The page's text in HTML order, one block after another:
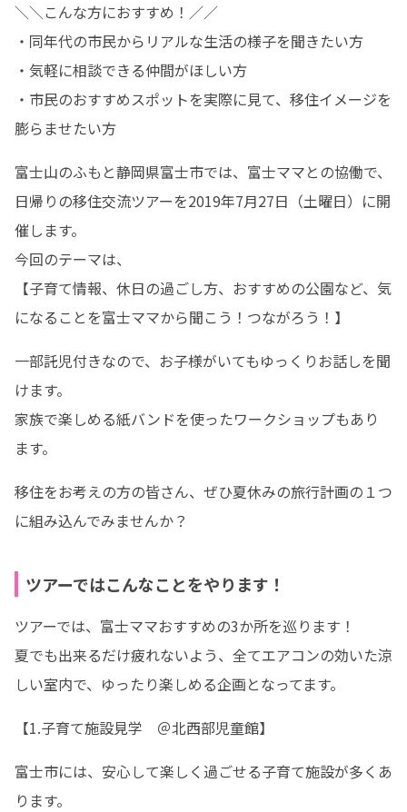
＼＼こんな方におすすめ！／／
・同年代の市民からリアルな生活の様子を聞きたい方
・気軽に相談できる仲間がほしい方
・市民のおすすめスポットを実際に見て、移住イメージを
膨らませたい方
富士山のふもと静岡県富士市では、富士ママとの協働で、
日帰りの移住交流ツアーを2019年7月27日（土曜日）に開
催します。
今回のテーマは、
【子育て情報、休日の過ごし方、おすすめの公園など、気
になることを富士ママから聞こう！つながろう！】
一部託児付きなので、お子様がいてもゆっくりお話しを聞
けます。
家族で楽しめる紙バンドを使ったワークショップもあり
ます。
移住をお考えの方の皆さん、ぜひ夏休みの旅行計画の１つ
に組み込んでみませんか？
ツアーではこんなことをやります！
ツアーでは、富士ママおすすめの3か所を巡ります！
夏でも出来るだけ疲れないよう、全てエアコンの効いた涼
しい室内で、ゆったり楽しめる企画となってます。
【1.子育て施設見学　＠北西部児童館】
富士市には、安心して楽しく過ごせる子育て施設が多くあ
ります。